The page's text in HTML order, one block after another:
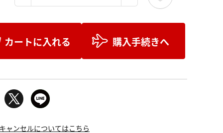
カートに入れる 購入手続きへ
ャンセルについてはこちら